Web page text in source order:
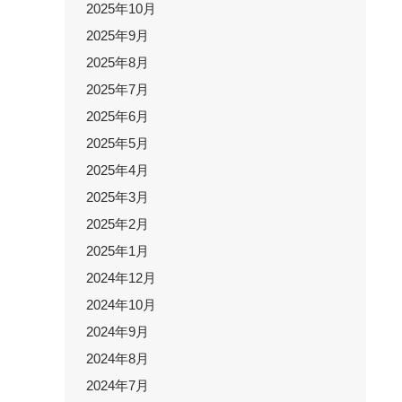
2025年10月
2025年9月
2025年8月
2025年7月
2025年6月
2025年5月
2025年4月
2025年3月
2025年2月
2025年1月
2024年12月
2024年10月
2024年9月
2024年8月
2024年7月